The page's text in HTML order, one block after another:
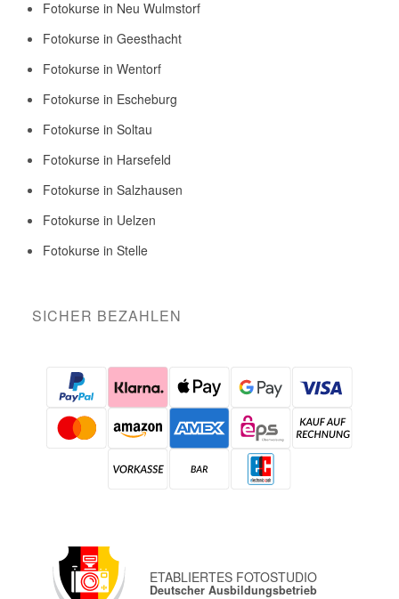
Fotokurse in Neu Wulmstorf
Fotokurse in Geesthacht
Fotokurse in Wentorf
Fotokurse in Escheburg
Fotokurse in Soltau
Fotokurse in Harsefeld
Fotokurse in Salzhausen
Fotokurse in Uelzen
Fotokurse in Stelle
SICHER BEZAHLEN
ETABLIERTES FOTOSTUDIO
Deutscher Ausbildungsbetrieb